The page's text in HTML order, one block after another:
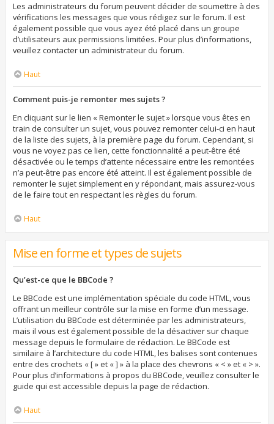
Les administrateurs du forum peuvent décider de soumettre à des
vérifications les messages que vous rédigez sur le forum. Il est
également possible que vous ayez été placé dans un groupe
d’utilisateurs aux permissions limitées. Pour plus d’informations,
veuillez contacter un administrateur du forum.
Haut
Comment puis-je remonter mes sujets ?
En cliquant sur le lien « Remonter le sujet » lorsque vous êtes en
train de consulter un sujet, vous pouvez remonter celui-ci en haut
de la liste des sujets, à la première page du forum. Cependant, si
vous ne voyez pas ce lien, cette fonctionnalité a peut-être été
désactivée ou le temps d’attente nécessaire entre les remontées
n’a peut-être pas encore été atteint. Il est également possible de
remonter le sujet simplement en y répondant, mais assurez-vous
de le faire tout en respectant les règles du forum.
Haut
Mise en forme et types de sujets
Qu’est-ce que le BBCode ?
Le BBCode est une implémentation spéciale du code HTML, vous
offrant un meilleur contrôle sur la mise en forme d’un message.
L’utilisation du BBCode est déterminée par les administrateurs,
mais il vous est également possible de la désactiver sur chaque
message depuis le formulaire de rédaction. Le BBCode est
similaire à l’architecture du code HTML, les balises sont contenues
entre des crochets « [ » et « ] » à la place des chevrons « < » et « > ».
Pour plus d’informations à propos du BBCode, veuillez consulter le
guide qui est accessible depuis la page de rédaction.
Haut